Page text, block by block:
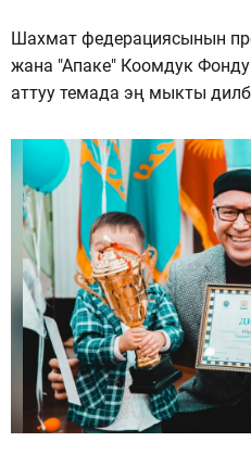
Шахмат федерациясынын
жана "Апаке" Коомдук
аттуу темада эң мыкты